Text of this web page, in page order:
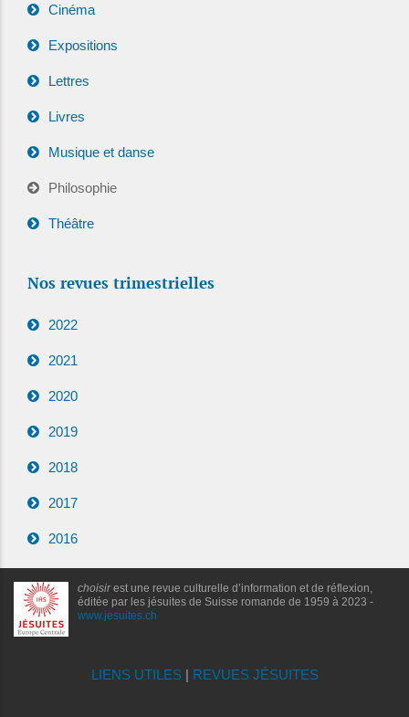
Cinéma
Expositions
Lettres
Livres
Musique et danse
Philosophie
Théâtre
Nos revues trimestrielles
2022
2021
2020
2019
2018
2017
2016
choisirest une revue culturelle d’information et de réflexion,
éditée par les jésuites de Suisse romande de 1959 à 2023 -
www.jesuites.ch
LIENS UTILES| REVUES JÉSUITES